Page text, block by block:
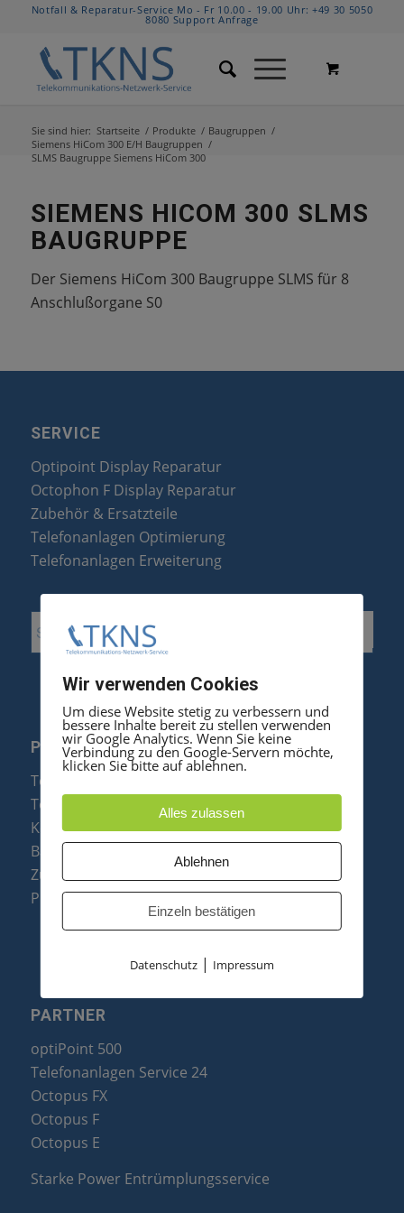
Notfall & Reparatur-Service Mo - Fr 10.00 - 19.00 Uhr:+49 30 5050
8080 Support Anfrage
Sie sind hier: Startseite / Produkte / Baugruppen /
Siemens HiCom 300 E/H Baugruppen /
SLMS Baugruppe Siemens HiCom 300
SIEMENS HICOM 300 SLMS
BAUGRUPPE
Der Siemens HiCom 300 Baugruppe SLMS für 8
Anschlußorgane S0
SERVICE
Optipoint Display Reparatur
Octophon F Display Reparatur
Zubehör & Ersatzteile
Telefonanlagen Optimierung
Telefonanlagen Erweiterung
PRODUKTE
Telefonanlagen
Telefone
Konftel Konferenztelefone
Baugruppen
Zubehör & Ersatzteile
Produktzusammenfassung
PARTNER
optiPoint 500
Telefonanlagen Service 24
Octopus FX
Octopus F
Octopus E
Starke Power Entrümplungsservice
Wir verwenden Cookies
Um diese Website stetig zu verbessern und
bessere Inhalte bereit zu stellen verwenden
wir Google Analytics. Wenn Sie keine
Verbindung zu den Google-Servern möchte,
klicken Sie bitte auf ablehnen.
Alles zulassen
Ablehnen
Einzeln bestätigen
Datenschutz| Impressum